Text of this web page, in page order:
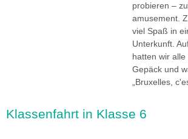
probieren –
amusement.
viel Spaß in
Unterkunft.
hatten wir
Gepäck und
„Bruxelles,
Klassenfahrt in Klasse 6